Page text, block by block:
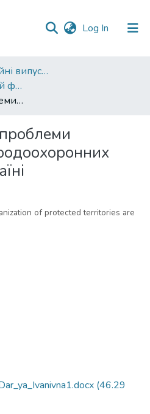
Log In (current)
01. Кваліфікаційні випускні роботи здобувачів вищої освіти
Геолого-географічний факультет
Особливості та проблеми організації природоохоронних територій в Україні
of protected territories are
(46.29